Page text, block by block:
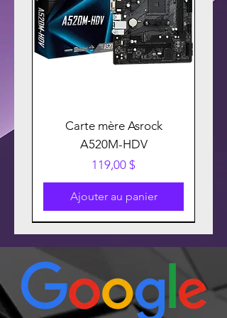
Carte mère Asrock
A520M-HDV
Prix
119,00 $
Ajouter au panier